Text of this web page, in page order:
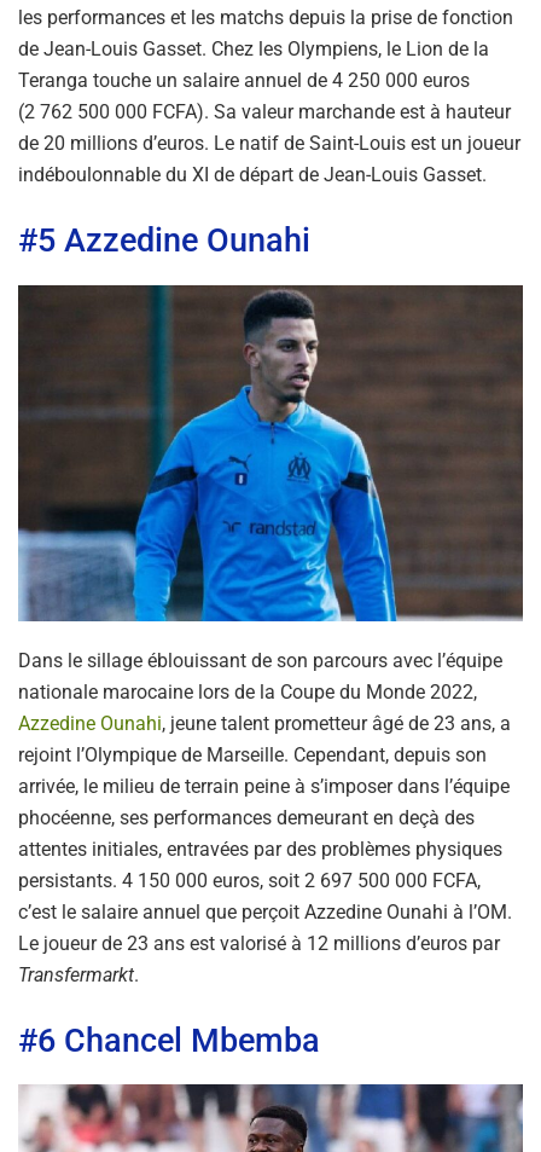
les performances et les matchs depuis la prise de fonction
de Jean-Louis Gasset. Chez les Olympiens, le Lion de la
Teranga touche un salaire annuel de 4 250 000 euros
(2 762 500 000 FCFA). Sa valeur marchande est à hauteur
de 20 millions d’euros. Le natif de Saint-Louis est un joueur
indéboulonnable du XI de départ de Jean-Louis Gasset.
#5 Azzedine Ounahi
Dans le sillage éblouissant de son parcours avec l’équipe
nationale marocaine lors de la Coupe du Monde 2022,
Azzedine Ounahi, jeune talent prometteur âgé de 23 ans, a
rejoint l’Olympique de Marseille. Cependant, depuis son
arrivée, le milieu de terrain peine à s’imposer dans l’équipe
phocéenne, ses performances demeurant en deçà des
attentes initiales, entravées par des problèmes physiques
persistants. 4 150 000 euros, soit 2 697 500 000 FCFA,
c’est le salaire annuel que perçoit Azzedine Ounahi à l’OM.
Le joueur de 23 ans est valorisé à 12 millions d’euros par
Transfermarkt.
#6 Chancel Mbemba